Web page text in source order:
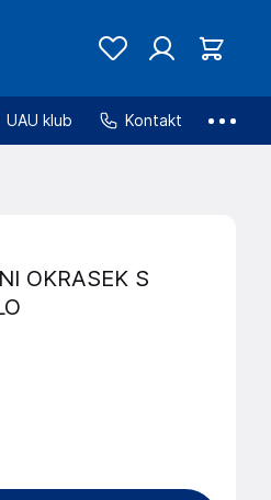
UAU klub Kontakt
OKRASEK S